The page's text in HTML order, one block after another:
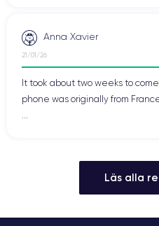
Anna Xavier
21/01/26
It took about two weeks to
phone was originally from
Läs alla